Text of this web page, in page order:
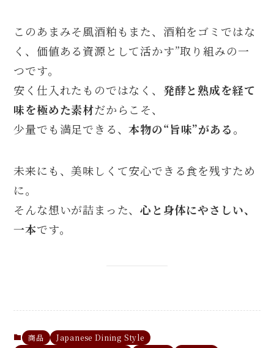
このあまみそ風酒粕もまた、酒粕をゴミではな
く、価値ある資源として活かす”取り組みの一
つです。
安く仕入れたものではなく、 発酵と熟成を経て
味を極めた素材だからこそ、
少量でも満足できる、本物の“旨味”がある。
未来にも、美味しくて安心できる食を残すため
に。
そんな想いが詰まった、心と身体にやさしい、
一本です。
商品
Japanese Dining Style